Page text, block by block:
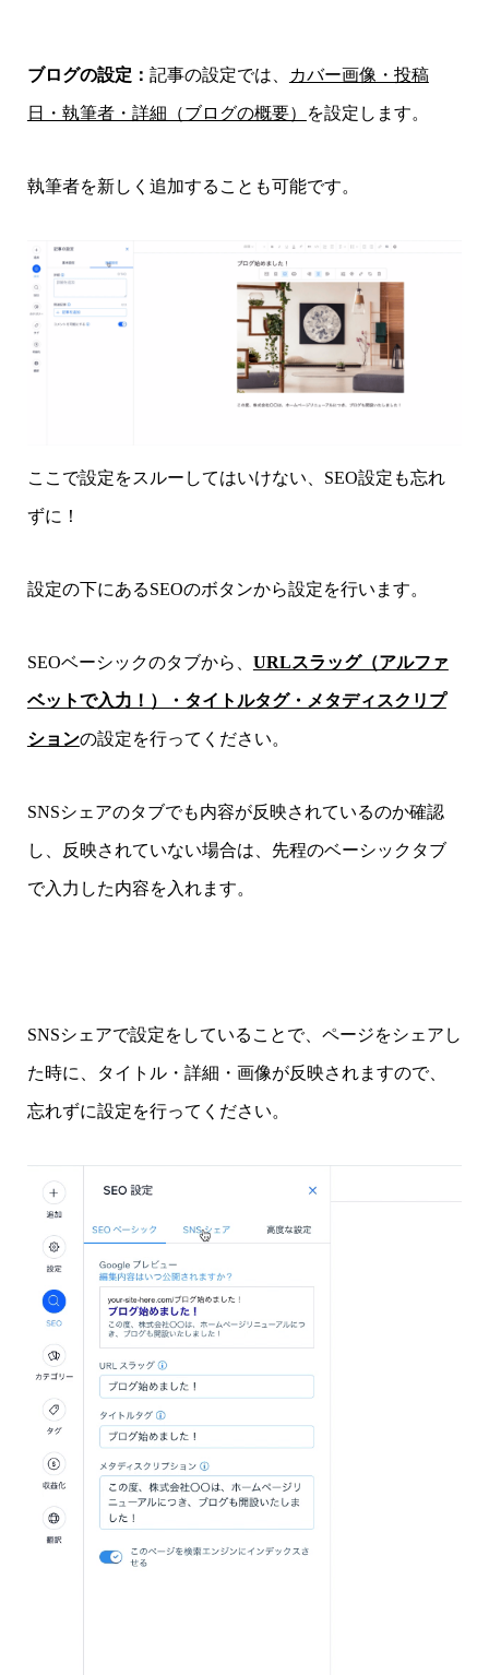
ブログの設定： 記事の設定では、 カバー画像・投稿
日・執筆者・詳細（ブログの概要） を設定します。
執筆者を新しく追加することも可能です。
ここで設定をスルーしてはいけない、SEO設定も忘れ
ずに！
設定の下にあるSEOのボタンから設定を行います。
SEOベーシックのタブから、 URLスラッグ（アルファ
ベットで入力！）・タイトルタグ・メタディスクリプ
ションの設定を行ってください。
SNSシェアのタブでも内容が反映されているのか確認
し、反映されていない場合は、先程のベーシックタブ
で入力した内容を入れます。
SNSシェアで設定をしていることで、ページをシェアし
た時に、タイトル・詳細・画像が反映されますので、
忘れずに設定を行ってください。